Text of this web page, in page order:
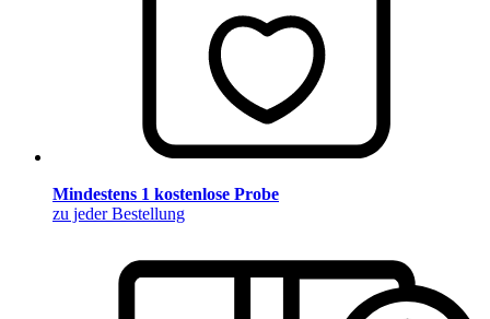
Mindestens 1 kostenlose Probe
zu jeder Bestellung